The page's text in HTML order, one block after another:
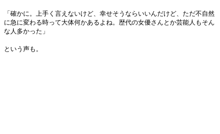
「確かに。上手く言えないけど、幸せそうならいいんだけど、ただ不自然
に急に変わる時って大体何かあるよね。歴代の女優さんとか芸能人もそん
な人多かった」
という声も。